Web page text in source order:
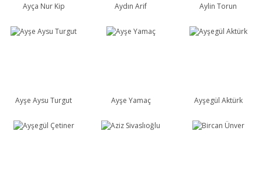
Ayça Nur Kip Aydın Arif Aylin Torun
Ayşe Aysu Turgut Ayşe Yamaç Ayşegül Aktürk